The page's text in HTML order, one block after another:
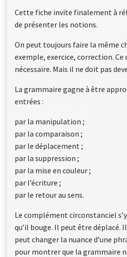
Cette fiche invite finalement à
de présenter les notions.
On peut toujours faire la même
exemple, exercice, correction. Ce
nécessaire. Mais il ne doit pas
La grammaire gagne à être
entrées :
par la manipulation ;
par la comparaison ;
par le déplacement ;
par la suppression ;
par la mise en couleur ;
par l’écriture ;
par le retour au sens.
Le complément circonstanciel
qu’il bouge. Il peut être déplacé.
peut changer la nuance d’une
pour montrer que la grammaire